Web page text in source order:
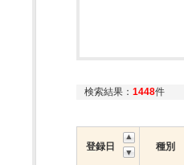
検索結果： 1448件
登録日 種別